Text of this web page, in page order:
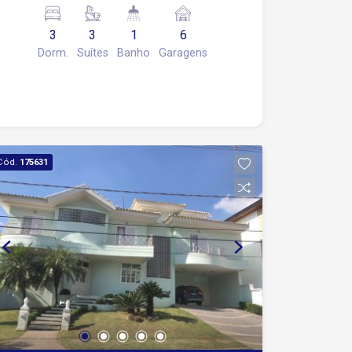
Vagas de garagem, sendo 2 cobertas
Área gourmet com churrasqueira
Piscina
3
Dorm.
3
Suítes
1
Banho
6
Garagens
175631